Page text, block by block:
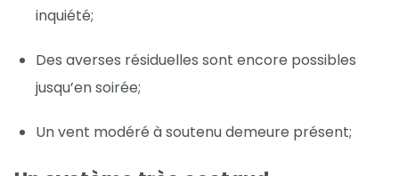
inquiété;
Des averses résiduelles sont encore possibles
jusqu’en soirée;
Un vent modéré à soutenu demeure présent;